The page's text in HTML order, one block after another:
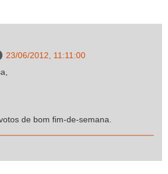
23/06/2012, 11:11:00
de bom fim-de-semana.